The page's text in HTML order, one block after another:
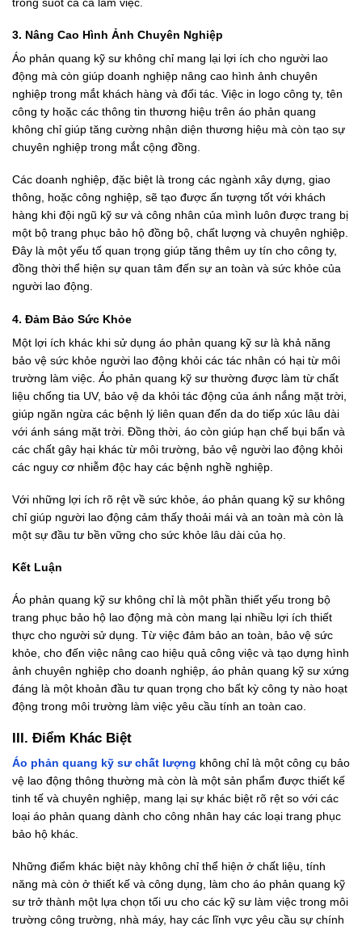
3. Nâng Cao Hình Ảnh Chuyên Nghiệp
Áo phản quang kỹ sư không chỉ mang lại lợi ích cho người lao
động mà còn giúp doanh nghiệp nâng cao hình ảnh chuyên
nghiệp trong mắt khách hàng và đối tác. Việc in logo công ty, tên
công ty hoặc các thông tin thương hiệu trên áo phản quang
không chỉ giúp tăng cường nhận diện thương hiệu mà còn tạo sự
chuyên nghiệp trong mắt cộng đồng.
Các doanh nghiệp, đặc biệt là trong các ngành xây dựng, giao
thông, hoặc công nghiệp, sẽ tạo được ấn tượng tốt với khách
hàng khi đội ngũ kỹ sư và công nhân của mình luôn được trang bị
một bộ trang phục bảo hộ đồng bộ, chất lượng và chuyên nghiệp.
Đây là một yếu tố quan trọng giúp tăng thêm uy tín cho công ty,
đồng thời thể hiện sự quan tâm đến sự an toàn và sức khỏe của
người lao động.
4. Đảm Bảo Sức Khỏe
Một lợi ích khác khi sử dụng áo phản quang kỹ sư là khả năng
bảo vệ sức khỏe người lao động khỏi các tác nhân có hại từ môi
trường làm việc. Áo phản quang kỹ sư thường được làm từ chất
liệu chống tia UV, bảo vệ da khỏi tác động của ánh nắng mặt trời,
giúp ngăn ngừa các bệnh lý liên quan đến da do tiếp xúc lâu dài
với ánh sáng mặt trời. Đồng thời, áo còn giúp hạn chế bụi bẩn và
các chất gây hại khác từ môi trường, bảo vệ người lao động khỏi
các nguy cơ nhiễm độc hay các bệnh nghề nghiệp.
Với những lợi ích rõ rệt về sức khỏe, áo phản quang kỹ sư không
chỉ giúp người lao động cảm thấy thoải mái và an toàn mà còn là
một sự đầu tư bền vững cho sức khỏe lâu dài của họ.
Kết Luận
Áo phản quang kỹ sư không chỉ là một phần thiết yếu trong bộ
trang phục bảo hộ lao động mà còn mang lại nhiều lợi ích thiết
thực cho người sử dụng. Từ việc đảm bảo an toàn, bảo vệ sức
khỏe, cho đến việc nâng cao hiệu quả công việc và tạo dựng hình
ảnh chuyên nghiệp cho doanh nghiệp, áo phản quang kỹ sư xứng
đáng là một khoản đầu tư quan trọng cho bất kỳ công ty nào hoạt
động trong môi trường làm việc yêu cầu tính an toàn cao.
III. Điểm Khác Biệt
Áo phản quang kỹ sư chất lượng không chỉ là một công cụ bảo
vệ lao động thông thường mà còn là một sản phẩm được thiết kế
tinh tế và chuyên nghiệp, mang lại sự khác biệt rõ rệt so với các
loại áo phản quang dành cho công nhân hay các loại trang phục
bảo hộ khác.
Những điểm khác biệt này không chỉ thể hiện ở chất liệu, tính
năng mà còn ở thiết kế và công dụng, làm cho áo phản quang kỹ
sư trở thành một lựa chọn tối ưu cho các kỹ sư làm việc trong môi
trường công trường, nhà máy, hay các lĩnh vực yêu cầu sự chính